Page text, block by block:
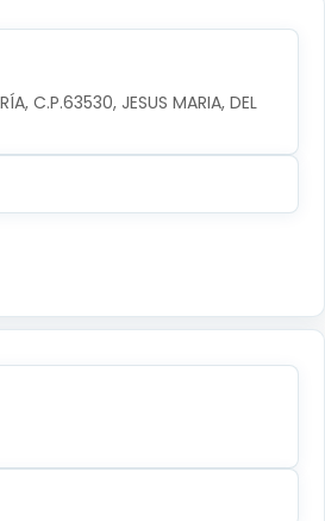
C.P.63530, JESUS MARIA, DEL